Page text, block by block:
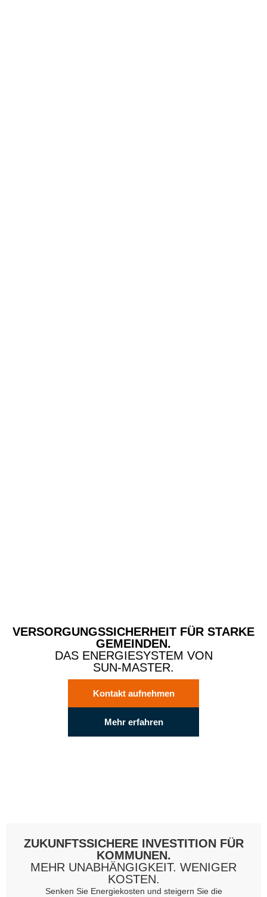
VERSORGUNGSSICHERHEIT FÜR STARKE
GEMEINDEN.
DAS ENERGIESYSTEM VON
SUN-MASTER.
Kontakt aufnehmen
Mehr erfahren
ZUKUNFTSSICHERE INVESTITION FÜR
KOMMUNEN.
MEHR UNABHÄNGIGKEIT. WENIGER
KOSTEN.
Senken Sie Energiekosten und steigern Sie die